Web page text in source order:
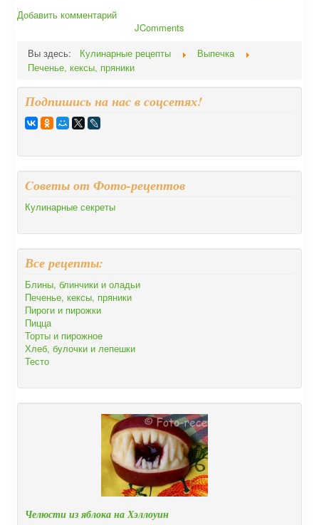
Добавить комментарий
JComments
Вы здесь:
Кулинарные рецепты
Выпечка
Печенье, кексы, пряники
Подпишись на нас в соцсетях!
Cоветы от Фото-рецептов
Кулинарные секреты
Все рецепты:
Блины, блинчики и оладьи
Печенье, кексы, пряники
Пироги и пирожки
Пицца
Торты и пирожное
Хлеб, булочки и лепешки
Тесто
Челюсти из яблока на Хэллоуин